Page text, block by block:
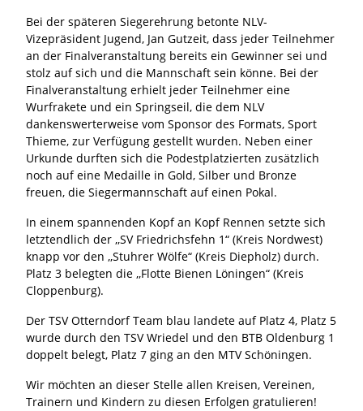
Bei der späteren Siegerehrung betonte NLV-
Vizepräsident Jugend, Jan Gutzeit, dass jeder Teilnehmer
an der Finalveranstaltung bereits ein Gewinner sei und
stolz auf sich und die Mannschaft sein könne. Bei der
Finalveranstaltung erhielt jeder Teilnehmer eine
Wurfrakete und ein Springseil, die dem NLV
dankenswerterweise vom Sponsor des Formats, Sport
Thieme, zur Verfügung gestellt wurden. Neben einer
Urkunde durften sich die Podestplatzierten zusätzlich
noch auf eine Medaille in Gold, Silber und Bronze
freuen, die Siegermannschaft auf einen Pokal.
In einem spannenden Kopf an Kopf Rennen setzte sich
letztendlich der ,,SV Friedrichsfehn 1“ (Kreis Nordwest)
knapp vor den ,,Stuhrer Wölfe“ (Kreis Diepholz) durch.
Platz 3 belegten die ,,Flotte Bienen Löningen“ (Kreis
Cloppenburg).
Der TSV Otterndorf Team blau landete auf Platz 4, Platz 5
wurde durch den TSV Wriedel und den BTB Oldenburg 1
doppelt belegt, Platz 7 ging an den MTV Schöningen.
Wir möchten an dieser Stelle allen Kreisen, Vereinen,
Trainern und Kindern zu diesen Erfolgen gratulieren!